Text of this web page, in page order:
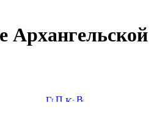
Архангельской